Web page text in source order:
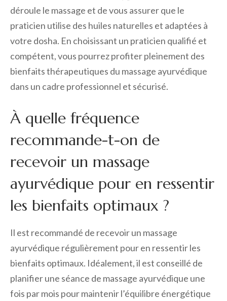
déroule le massage et de vous assurer que le
praticien utilise des huiles naturelles et adaptées à
votre dosha. En choisissant un praticien qualifié et
compétent, vous pourrez profiter pleinement des
bienfaits thérapeutiques du massage ayurvédique
dans un cadre professionnel et sécurisé.
À quelle fréquence
recommande-t-on de
recevoir un massage
ayurvédique pour en ressentir
les bienfaits optimaux ?
Il est recommandé de recevoir un massage
ayurvédique régulièrement pour en ressentir les
bienfaits optimaux. Idéalement, il est conseillé de
planifier une séance de massage ayurvédique une
fois par mois pour maintenir l’équilibre énergétique